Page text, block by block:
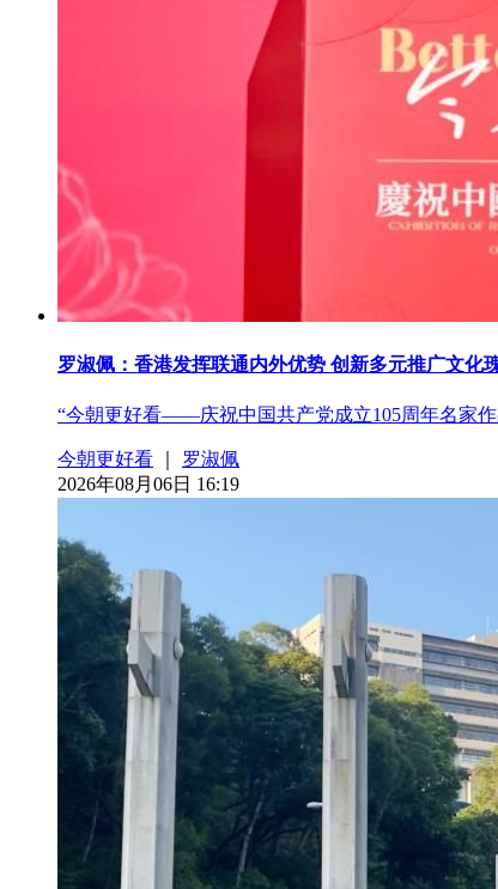
罗淑佩：香港发挥联通内外优势 创新多元推广文化
“今朝更好看——庆祝中国共产党成立105周年名家
今朝更好看
罗淑佩
2026年08月06日 16:19